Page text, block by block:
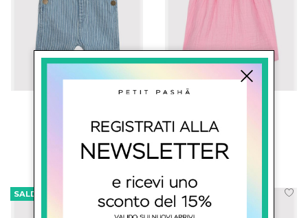
Salopette Con Logo
-29.9%
Abto Con Ricamo
€ 76.00
SALDI SALDI